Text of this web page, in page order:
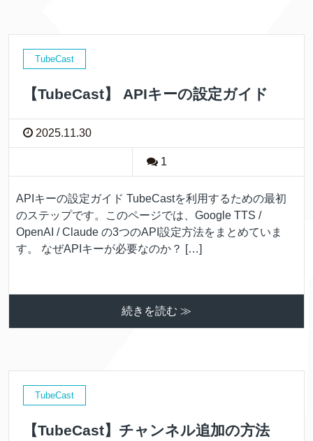
TubeCast
【TubeCast】 APIキーの設定ガイド
2025.11.30
1
APIキーの設定ガイド TubeCastを利用するための最初
のステップです。このページでは、Google TTS /
OpenAI / Claude の3つのAPI設定方法をまとめていま
す。 なぜAPIキーが必要なのか？ […]
続きを読む ≫
TubeCast
【TubeCast】チャンネル追加の方法